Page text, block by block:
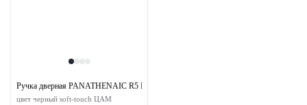
Ручка дверная PANATHENAIC R5 NERO-ST раздельная на круглой розетке
цвет черный soft-touch ЦАМ